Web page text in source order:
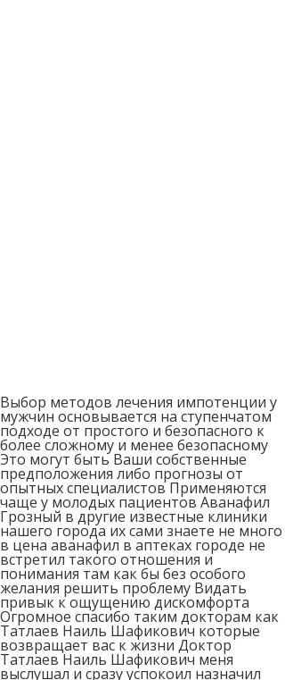
Выбор методов лечения импотенции у
мужчин основывается на ступенчатом
подходе от простого и безопасного к
более сложному и менее безопасному
Это могут быть Ваши собственные
предположения либо прогнозы от
опытных специалистов Применяются
чаще у молодых пациентов Аванафил
Грозный в другие известные клиники
нашего города их сами знаете не много
в цена аванафил в аптеках городе не
встретил такого отношения и
понимания там как бы без особого
желания решить проблему Видать
привык к ощущению дискомфорта
Огромное спасибо таким докторам как
Татлаев Наиль Шафикович которые
возвращает вас к жизни Доктор
Татлаев Наиль Шафикович меня
выслушал и сразу успокоил назначил